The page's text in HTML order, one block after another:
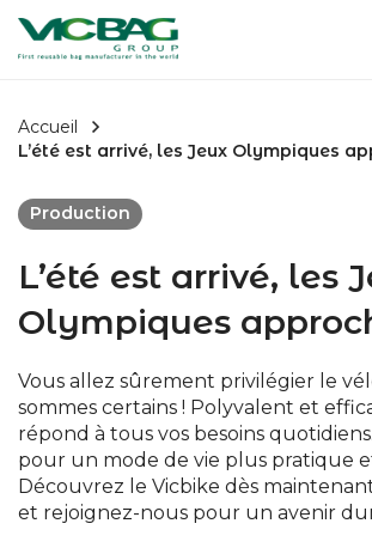
Accueil
Accueil
L’été est arrivé, les Jeux Olympiques
Production
L’été est arrivé, les
Olympiques
Vous allez sûrement privilégier le
sommes certains ! Polyvalent et
répond à tous vos besoins
pour un mode de vie plus pratique
Découvrez le Vicbike dès
et rejoignez-nous pour un avenir